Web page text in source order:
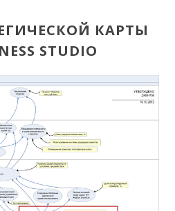
КАРТЫ
STUDIO